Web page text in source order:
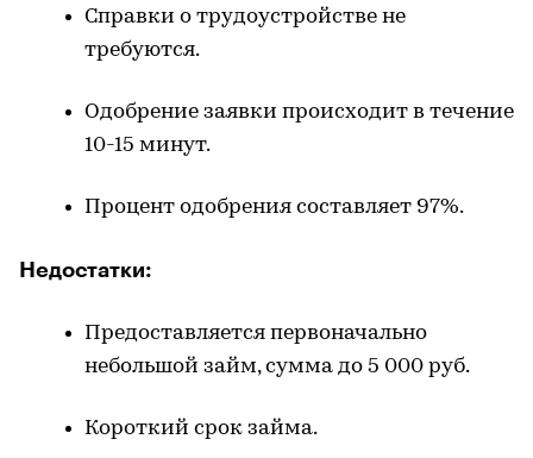
Справки о трудоустройстве не
требуются.
Одобрение заявки происходит в течение
10-15 минут.
Процент одобрения составляет 97%.
Недостатки:
Предоставляется первоначально
небольшой займ, сумма до 5 000 руб.
Короткий срок займа.